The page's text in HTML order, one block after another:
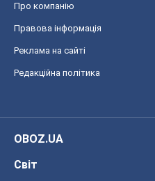
Про компанію
Правова інформація
Реклама на сайті
Редакційна політика
OBOZ.UA
Світ